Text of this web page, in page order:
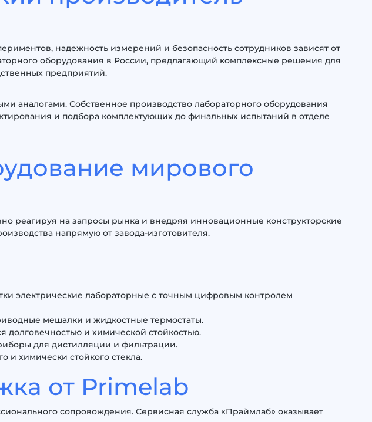
надежность измерений и безопасность сотрудников зависят от
оборудования в России, предлагающий комплексные решения для
предприятий.
аналогами. Собственное производство лабораторного оборудования
и подбора комплектующих до финальных испытаний в отделе
мирового
реагируя на запросы рынка и внедряя инновационные конструкторские
напрямую от завода-изготовителя.
электрические лабораторные с точным цифровым контролем
мешалки и жидкостные термостаты.
и химической стойкостью.
для дистилляции и фильтрации.
и химически стойкого стекла.
от Primelab
сопровождения. Сервисная служба «Праймлаб» оказывает